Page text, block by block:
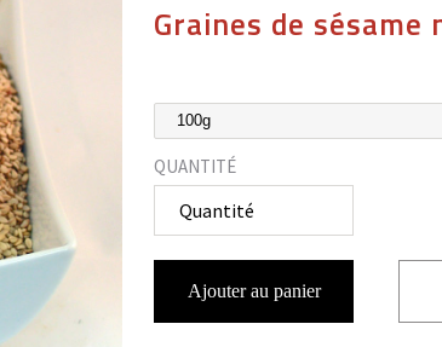
Graines de
QUANTITÉ
Ajouter au panier